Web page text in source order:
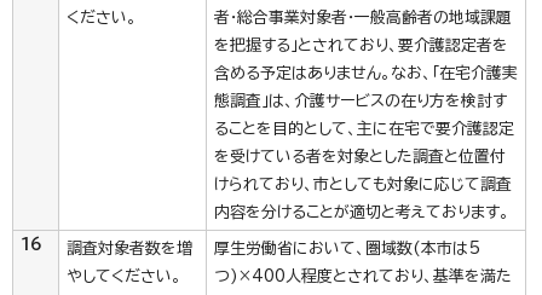
ください。
者・総合事業対象者・一般高齢者の地域課題
を把握する」とされており、要介護認定者を
含める予定はありません。なお、「在宅介護実
態調査」は、介護サービスの在り方を検討す
ることを目的として、主に在宅で要介護認定
を受けている者を対象とした調査と位置付
けられており、市としても対象に応じて調査
内容を分けることが適切と考えております。
16
調査対象者数を増
やしてください。
厚生労働省において、圏域数(本市は5
つ)×400人程度とされており、基準を満た